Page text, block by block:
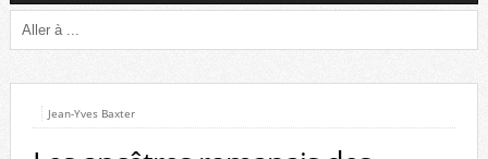
Jean-Yves Baxter